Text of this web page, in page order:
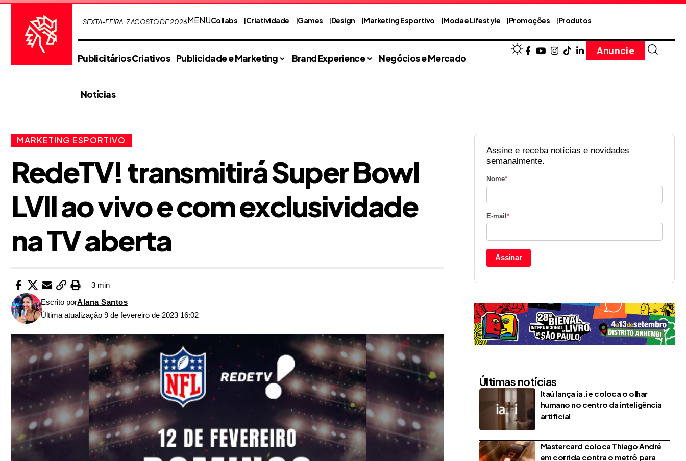
SEXTA-FEIRA, 7 AGOSTO DE 2026MENUCollabs Criatividade Games Design Marketing Esportivo Moda e Lifestyle Promoções Produtos
Publicitários Criativos Publicidade e Marketing Brand Experience Negócios e Mercado
Notícias
Anuncie
MARKETING ESPORTIVO
RedeTV! transmitirá Super Bowl
LVII ao vivo e com exclusividade
na TV aberta
Última atualização 9 de fevereiro de 2023 16:02
Escrito porAlana Santos
3 min
Assine e receba notícias e novidades
semanalmente.
Nome*
E-mail *
Assinar
Últimas notícias
Itaú lança ia.i e coloca o olhar
humano no centro da inteligência
artificial
Mastercard coloca Thiago André
em corrida contra o metrô para